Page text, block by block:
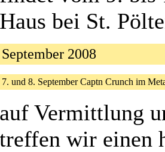
Haus bei St.
September 2008
7. und 8. September Captn Crunch im
auf Vermittlung
treffen wir einen